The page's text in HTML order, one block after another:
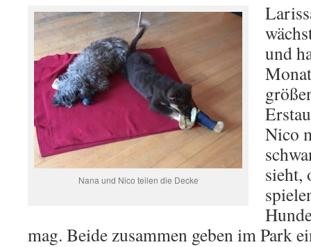
Nana und Nico teilen die Decke
und
Nico
sieht,
mag. Beide zusammen geben im Park